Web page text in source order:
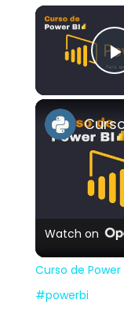
Watch on
Curso de Power
#powerbi